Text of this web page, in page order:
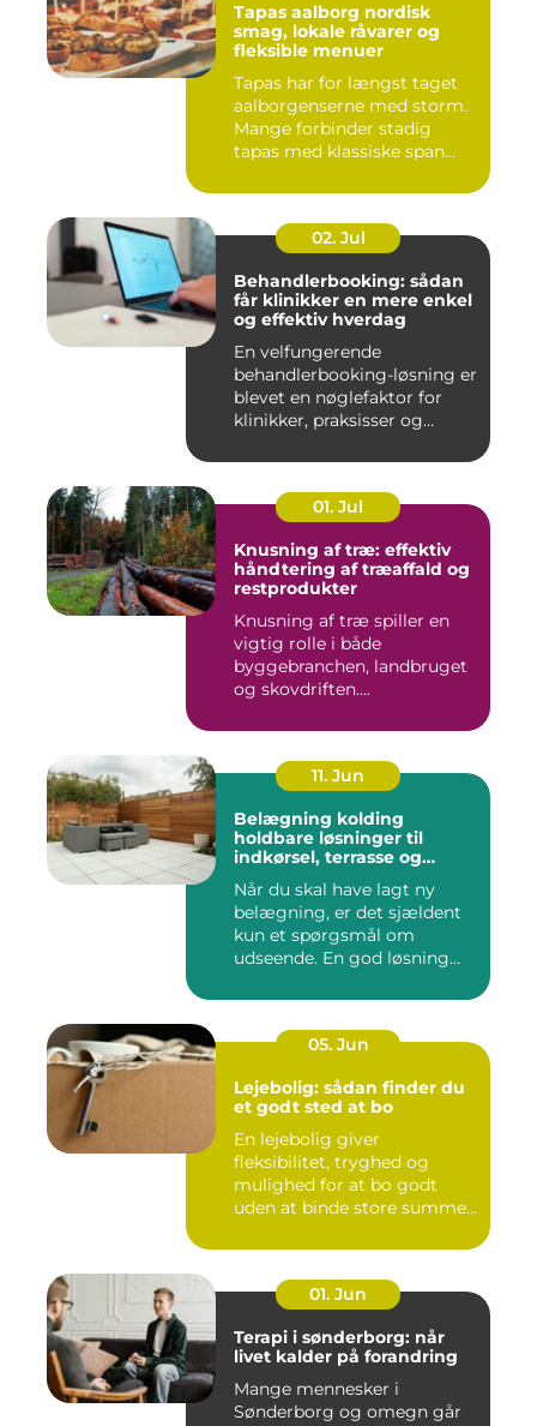
Tapas aalborg nordisk
smag, lokale råvarer og
fleksible menuer
Tapas har for længst taget
aalborgenserne med storm.
Mange forbinder stadig
tapas med klassiske span...
02. Jul
Behandlerbooking: sådan
får klinikker en mere enkel
og effektiv hverdag
En velfungerende
behandlerbooking-løsning er
blevet en nøglefaktor for
klinikker, praksisser og
01. Jul
Knusning af træ: effektiv
håndtering af træaffald og
restprodukter
Knusning af træ spiller en
vigtig rolle i både
byggebranchen, landbruget
og skovdriften....
11. Jun
Belægning kolding
holdbare løsninger til
indkørsel, terrasse og
Når du skal have lagt ny
belægning, er det sjældent
kun et spørgsmål om
udseende. En god løsning
05. Jun
Lejebolig: sådan finder du
et godt sted at bo
En lejebolig giver
fleksibilitet, tryghed og
mulighed for at bo godt
uden at binde store summer
01. Jun
Terapi i sønderborg: når
livet kalder på forandring
Mange mennesker i
Sønderborg og omegn går